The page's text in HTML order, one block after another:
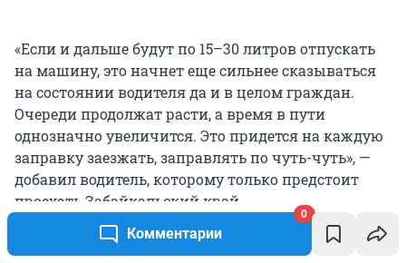
Комментарии
0
«Если и дальше будут по 15–30 литров отпускать
на машину, это начнет еще сильнее сказываться
на состоянии водителя да и в целом граждан.
Очереди продолжат расти, а время в пути
однозначно увеличится. Это придется на каждую
заправку заезжать, заправлять по чуть-чуть», —
добавил водитель, которому только предстоит
проехать Забайкальский край.
В Приморье в конце июня на заправках